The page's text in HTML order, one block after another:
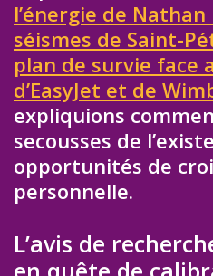
l’énergie de
séismes de Saint-
plan de survie face
d’EasyJet et de
expliquions
secousses de
opportunités de
personnelle.
L’avis de